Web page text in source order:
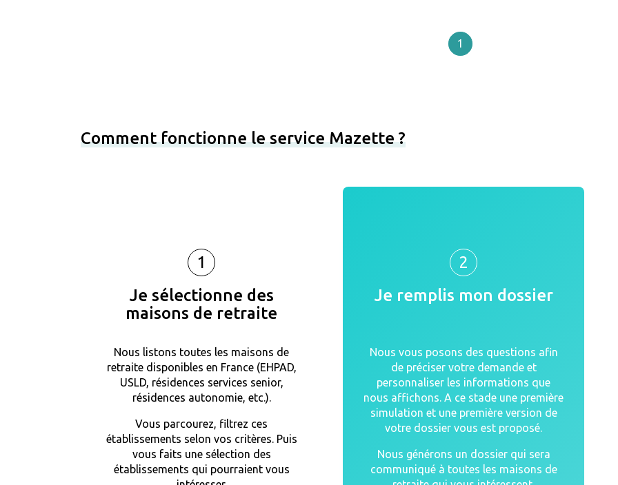
1
Comment fonctionne le service Mazette ?
1
Je sélectionne des
maisons de retraite
Nous listons toutes les maisons de
retraite disponibles en France (EHPAD,
USLD, résidences services senior,
résidences autonomie, etc.).
Vous parcourez, filtrez ces
établissements selon vos critères. Puis
vous faits une sélection des
établissements qui pourraient vous
2
Je remplis mon dossier
Nous vous posons des questions afin
de préciser votre demande et
personnaliser les informations que
nous affichons. A ce stade une première
simulation et une première version de
votre dossier vous est proposé.
Nous générons un dossier qui sera
communiqué à toutes les maisons de